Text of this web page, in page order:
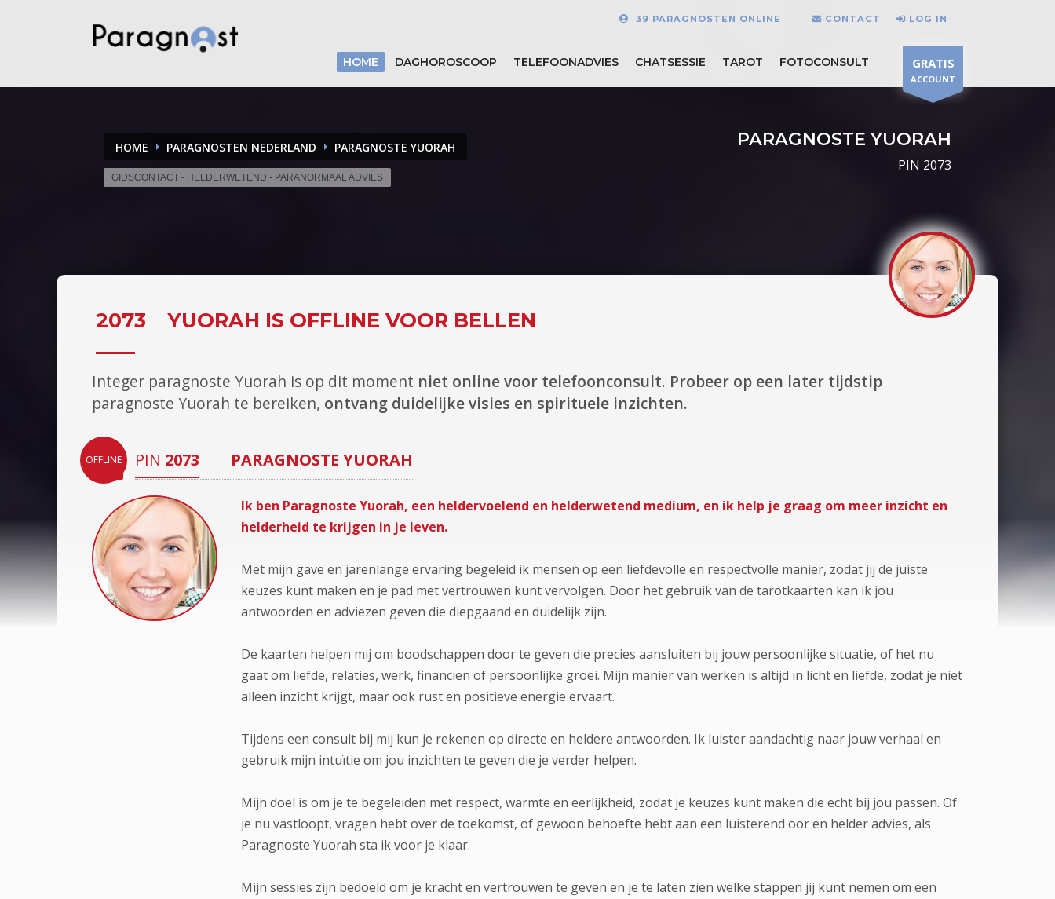
39 PARAGNOSTEN ONLINE CONTACT LOG IN
HOME DAGHOROSCOOP TELEFOONADVIES CHATSESSIE TAROT FOTOCONSULT GRATIS
ACCOUNT
HOME PARAGNOSTEN NEDERLAND PARAGNOSTE YUORAH
GIDSCONTACT - HELDERWETEND - PARANORMAAL ADVIES
PARAGNOSTE YUORAH
PIN 2073
2073 YUORAH IS OFFLINE VOOR BELLEN
Integer paragnoste Yuorah is op dit moment niet online voor telefoonconsult. Probeer op een later tijdstip
paragnoste Yuorah te bereiken, ontvang duidelijke visies en spirituele inzichten.
OFFLINE PIN 2073 PARAGNOSTE YUORAH
Ik ben Paragnoste Yuorah, een heldervoelend en helderwetend medium, en ik help je graag om meer inzicht en
helderheid te krijgen in je leven.
Met mijn gave en jarenlange ervaring begeleid ik mensen op een liefdevolle en respectvolle manier, zodat jij de juiste
keuzes kunt maken en je pad met vertrouwen kunt vervolgen. Door het gebruik van de tarotkaarten kan ik jou
antwoorden en adviezen geven die diepgaand en duidelijk zijn.
De kaarten helpen mij om boodschappen door te geven die precies aansluiten bij jouw persoonlijke situatie, of het nu
gaat om liefde, relaties, werk, financiën of persoonlijke groei. Mijn manier van werken is altijd in licht en liefde, zodat je niet
alleen inzicht krijgt, maar ook rust en positieve energie ervaart.
Tijdens een consult bij mij kun je rekenen op directe en heldere antwoorden. Ik luister aandachtig naar jouw verhaal en
gebruik mijn intuïtie om jou inzichten te geven die je verder helpen.
Mijn doel is om je te begeleiden met respect, warmte en eerlijkheid, zodat je keuzes kunt maken die echt bij jou passen. Of
je nu vastloopt, vragen hebt over de toekomst, of gewoon behoefte hebt aan een luisterend oor en helder advies, als
Paragnoste Yuorah sta ik voor je klaar.
Mijn sessies zijn bedoeld om je kracht en vertrouwen te geven en je te laten zien welke stappen jij kunt nemen om een